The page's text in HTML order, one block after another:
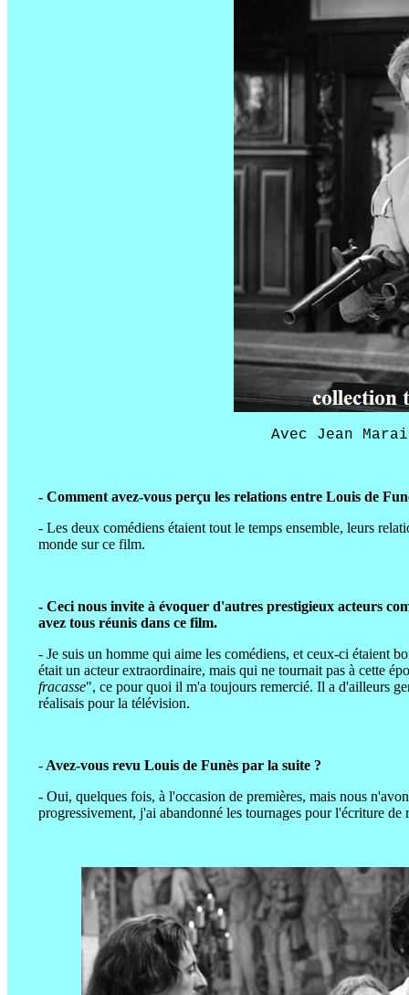
Avec Jean
- Comment avez-vous perçu les relations entre Louis de
- Les deux comédiens étaient tout le temps ensemble, leurs
monde sur ce film.
- Ceci nous invite à évoquer d'autres prestigieux acteurs
avez tous réunis dans ce film.
- Je suis un homme qui aime les comédiens, et ceux-ci étaient
était un acteur extraordinaire, mais qui ne tournait pas à cette
fracasse", ce pour quoi il m'a toujours remercié. Il a d'ailleurs
réalisais pour la télévision.
- Avez-vous revu Louis de Funès par la suite ?
- Oui, quelques fois, à l'occasion de premières, mais nous
progressivement, j'ai abandonné les tournages pour l'écriture de